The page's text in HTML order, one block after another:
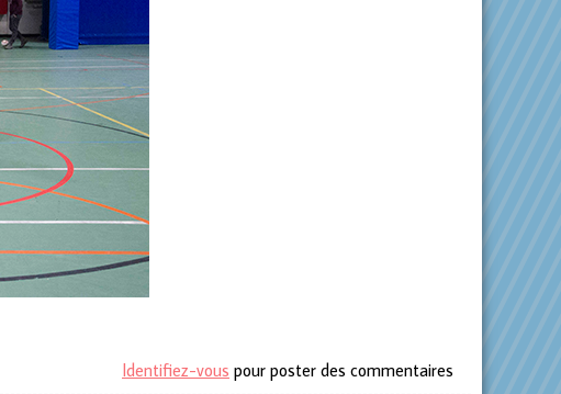
Identifiez-vous pour poster des commentaires